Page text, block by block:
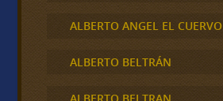
ALBERTO ANGEL EL CUERVO
ALBERTO BELTRÁN